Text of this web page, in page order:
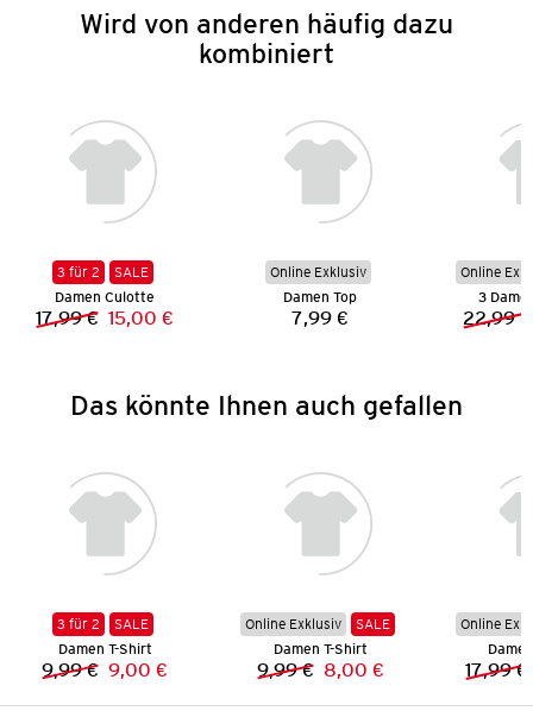
Wird von anderen häufig dazu
kombiniert
3 für 2
SALE
Damen Culotte
Vorheriger Preis:
17,99 € Neuer Preis:
15,00 €
Online Exklusiv
Damen Top
Preis:
7,99 €
Online
3
22,99 €
Das könnte Ihnen auch gefallen
3 für 2
SALE
Damen T-Shirt
Vorheriger Preis:
9,99 € Neuer Preis:
9,00 €
Online Exklusiv
SALE
Damen T-Shirt
Vorheriger Preis:
9,99 € Neuer Preis:
8,00 €
Online
17,99 €